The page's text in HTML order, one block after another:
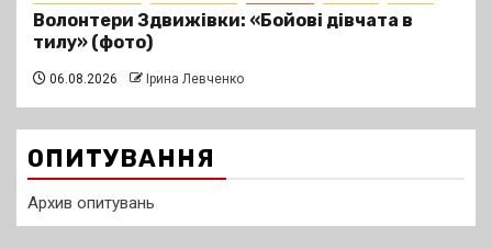
Волонтери Здвижівки: «Бойові дівчата в
тилу» (фото)
06.08.2026 Ірина Левченко
ОПИТУВАННЯ
Архив опитувань